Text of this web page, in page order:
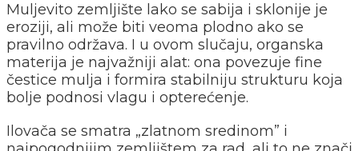
Muljevito zemljište lako se sabija i sklonije je
eroziji, ali može biti veoma plodno ako se
pravilno održava. I u ovom slučaju, organska
materija je najvažniji alat: ona povezuje fine
čestice mulja i formira stabilniju strukturu koja
bolje podnosi vlagu i opterećenje.
Ilovača se smatra „zlatnom sredinom” i